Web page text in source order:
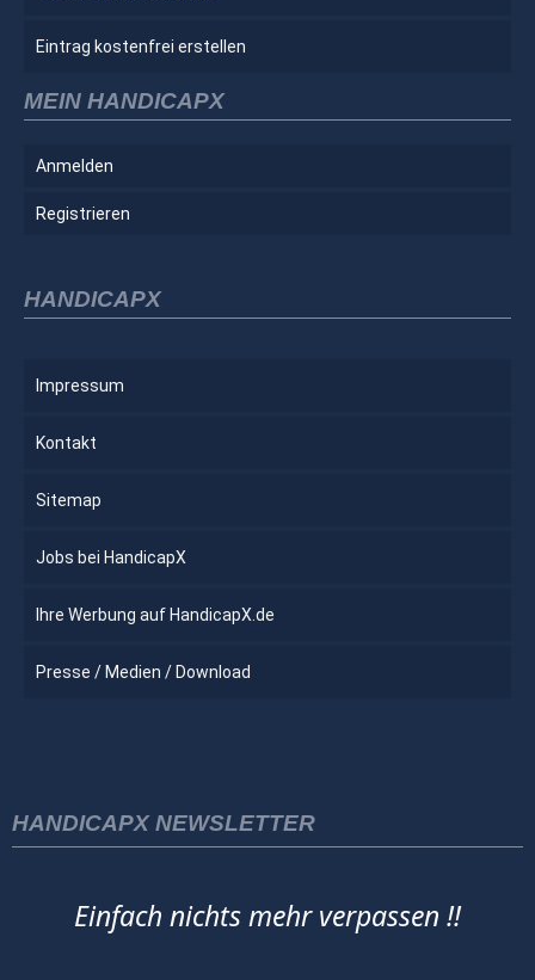
Eintrag kostenfrei erstellen
MEIN HANDICAPX
Anmelden
Registrieren
HANDICAPX
Impressum
Kontakt
Sitemap
Jobs bei HandicapX
Ihre Werbung auf HandicapX.de
Presse / Medien / Download
HANDICAPX NEWSLETTER
Einfach nichts mehr verpassen !!